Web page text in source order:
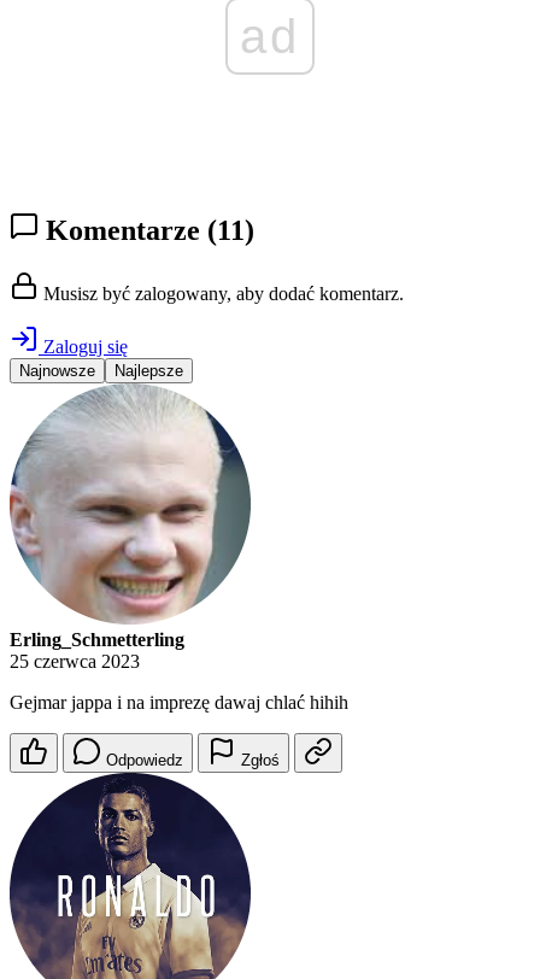
ad
Komentarze (11)
Musisz być zalogowany, aby dodać komentarz.
Zaloguj się
Najnowsze Najlepsze
Erling_Schmetterling
25 czerwca 2023
Gejmar jappa i na imprezę dawaj chlać hihih
Odpowiedz Zgłoś